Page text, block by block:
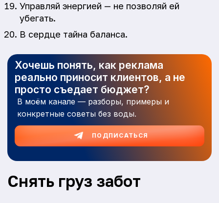
Управляй энергией — не позволяй ей
убегать.
В сердце тайна баланса.
Хочешь понять, как реклама
реально приносит клиентов, а не
просто съедает бюджет?
В моём канале — разборы, примеры и
конкретные советы без воды.
ПОДПИСАТЬСЯ
Снять груз забот